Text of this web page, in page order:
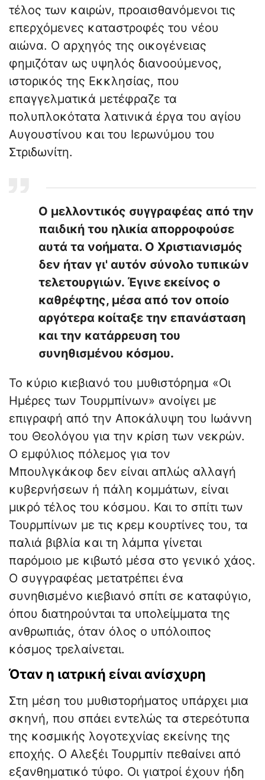
τέλος των καιρών, προαισθανόμενοι τις
επερχόμενες καταστροφές του νέου
αιώνα. Ο αρχηγός της οικογένειας
φημιζόταν ως υψηλός διανοούμενος,
ιστορικός της Εκκλησίας, που
επαγγελματικά μετέφραζε τα
πολυπλοκότατα λατινικά έργα του αγίου
Αυγουστίνου και του Ιερωνύμου του
Στριδωνίτη.
​Ο μελλοντικός συγγραφέας από την
παιδική του ηλικία απορροφούσε
αυτά τα νοήματα. Ο Χριστιανισμός
δεν ήταν γι' αυτόν σύνολο τυπικών
τελετουργιών. Έγινε εκείνος ο
καθρέφτης, μέσα από τον οποίο
αργότερα κοίταξε την επανάσταση
και την κατάρρευση του
συνηθισμένου κόσμου.
Το κύριο κιεβιανό του μυθιστόρημα ​«Οι
Ημέρες των Τουρμπίνων» ανοίγει με
επιγραφή από την Αποκάλυψη του Ιωάννη
του Θεολόγου για την κρίση των νεκρών.
Ο εμφύλιος πόλεμος για τον
Μπουλγκάκοφ δεν είναι απλώς αλλαγή
κυβερνήσεων ή πάλη κομμάτων, είναι
μικρό τέλος του κόσμου. Και το σπίτι των
Τουρμπίνων με τις κρεμ κουρτίνες του, τα
παλιά βιβλία και τη λάμπα γίνεται
παρόμοιο με κιβωτό μέσα στο γενικό χάος.
Ο συγγραφέας μετατρέπει ένα
συνηθισμένο κιεβιανό σπίτι σε καταφύγιο,
όπου διατηρούνται τα υπολείμματα της
ανθρωπιάς, όταν όλος ο υπόλοιπος
κόσμος τρελαίνεται.
​Όταν η ιατρική είναι ανίσχυρη
​Στη μέση του μυθιστορήματος υπάρχει μια
σκηνή, που σπάει εντελώς τα στερεότυπα
της κοσμικής λογοτεχνίας εκείνης της
εποχής. Ο Αλεξέι Τουρμπίν πεθαίνει από
εξανθηματικό τύφο. Οι γιατροί έχουν ήδη